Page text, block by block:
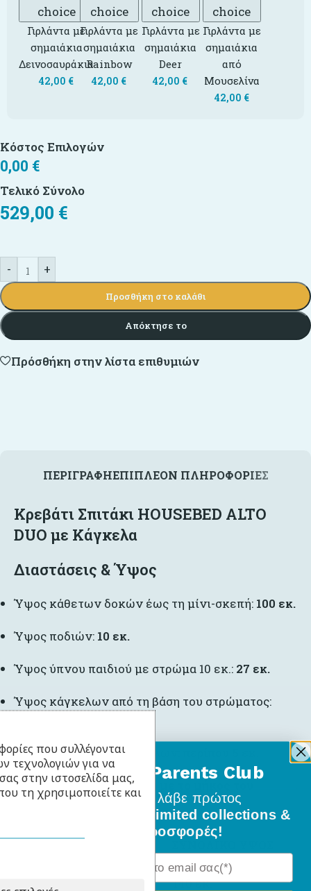
choice
Γιρλάντα με
σημαιάκια
Δεινοσαυράκια
42,00 €
choice
Γιρλάντα με
σημαιάκια
Rainbow
42,00 €
choice
Γιρλάντα με
σημαιάκια
Deer
42,00 €
choice
Γιρλάντα με
σημαιάκια
από
Μουσελίνα
42,00 €
Κόστος Επιλογών
0,00 €
Τελικό Σύνολο
529,00 €
- +
Προσθήκη στο καλάθι
Απόκτησε το
Πρόσθήκη στην λίστα επιθυμιών
ΠΕΡΙΓΡΑΦΉΕΠΙΠΛΈΟΝ ΠΛΗΡΟΦΟΡΊΕΣ
Κρεβάτι Σπιτάκι HOUSEBED ALTO
DUO με Κάγκελα
Διαστάσεις & Ύψος
Ύψος κάθετων δοκών έως τη μίνι-σκεπή: 100 εκ.
Ύψος ποδιών: 10 εκ.
Ύψος ύπνου παιδιού με στρώμα 10 εκ.: 27 εκ.
Ύψος κάγκελων από τη βάση του στρώματος:
Απόσταση μεταξύ κάγκελων:
Συνολικό ύψος (ανάλογα με το μήκος του
κρεβατιού):
140 εκ.
που συλλέγονται
τεχνολογιών για να
στην ιστοσελίδα μας,
τη χρησιμοποιείτε και
BabyLlama Parents Club
Γίνε μέλοςκαι λάβε πρώτος
όλα τα νέα σχέδια, limited collections &
ειδικές προσφορές!